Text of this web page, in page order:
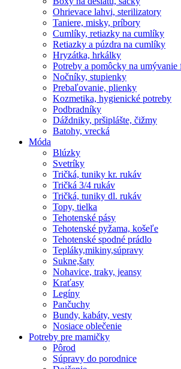
Ohrievace lahvi, sterilizatory
Taniere, misky, príbory
Cumlíky, retiazky na cumlíky
Retiazky a púzdra na cumlíky
Hryzátka, hrkálky
Potreby a pomôcky na umývanie
Nočníky, stupienky
Prebaľovanie, plienky
Kozmetika, hygienické potreby
Podbradníky
Dáždniky, pršiplášte, čižmy
Batohy, vrecká
Móda
Blúzky
Svetríky
Tričká, tuniky kr. rukáv
Tričká 3/4 rukáv
Tričká, tuniky dl. rukáv
Topy, tielka
Tehotenské pásy
Tehotenské pyžama, košeľe
Tehotenské spodné prádlo
Tepláky,mikiny,súpravy
Sukne,šaty
Nohavice, traky, jeansy
Kraťasy
Legíny
Pančuchy
Bundy, kabáty, vesty
Nosiace oblečenie
Potreby pre mamičky
Pôrod
Súpravy do porodnice